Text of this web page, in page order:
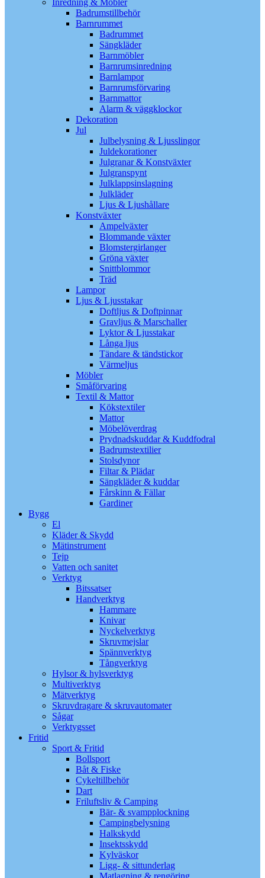
Inredning & Möbler
Badrumstillbehör
Barnrummet
Badrummet
Sängkläder
Barnmöbler
Barnrumsinredning
Barnlampor
Barnrumsförvaring
Barnmattor
Alarm & väggklockor
Dekoration
Jul
Julbelysning & Ljusslingor
Juldekorationer
Julgranar & Konstväxter
Julgranspynt
Julklappsinslagning
Julkläder
Ljus & Ljushållare
Konstväxter
Ampelväxter
Blommande växter
Blomstergirlanger
Gröna växter
Snittblommor
Träd
Lampor
Ljus & Ljusstakar
Doftljus & Doftpinnar
Gravljus & Marschaller
Lyktor & Ljusstakar
Långa ljus
Tändare & tändstickor
Värmeljus
Möbler
Småförvaring
Textil & Mattor
Kökstextiler
Mattor
Möbelöverdrag
Prydnadskuddar & Kuddfodral
Badrumstextilier
Stolsdynor
Filtar & Plädar
Sängkläder & kuddar
Fårskinn & Fällar
Gardiner
Bygg
El
Kläder & Skydd
Mätinstrument
Tejp
Vatten och sanitet
Verktyg
Bitssatser
Handverktyg
Hammare
Knivar
Nyckelverktyg
Skruvmejslar
Spännverktyg
Tångverktyg
Hylsor & hylsverktyg
Multiverktyg
Mätverktyg
Skruvdragare & skruvautomater
Sågar
Verktygsset
Fritid
Sport & Fritid
Bollsport
Båt & Fiske
Cykeltillbehör
Dart
Friluftsliv & Camping
Bär- & svampplockning
Campingbelysning
Halkskydd
Insektsskydd
Kylväskor
Ligg- & sittunderlag
Matlagning & rengöring